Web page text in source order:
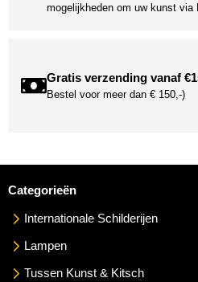
mogelijkheden om uw kunst via
Gratis verzending vanaf
Bestel voor meer dan € 150,-)
Categorieën
Internationale Schilderijen
Lampen
Tussen Kunst & Kitsch